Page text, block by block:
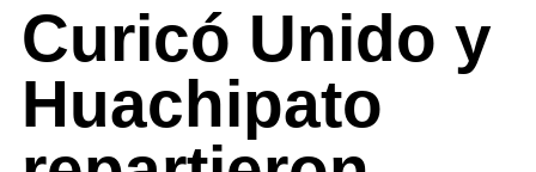
Curicó Unido y
Huachipato